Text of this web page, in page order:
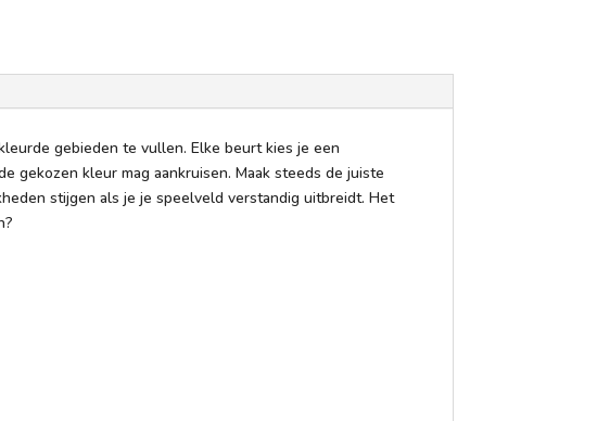
gebieden te vullen. Elke beurt kies je een
gekozen kleur mag aankruisen. Maak steeds de juiste
stijgen als je je speelveld verstandig uitbreidt. Het